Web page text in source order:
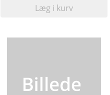
Læg i kurv